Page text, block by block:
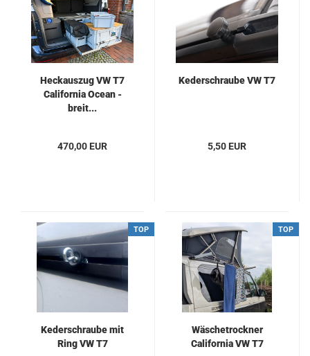
Heckauszug VW T7
California Ocean -
breit...
470,00 EUR
Kederschraube VW T7
5,50 EUR
TOP
Kederschraube mit
Ring VW T7
TOP
Wäschetrockner
California VW T7